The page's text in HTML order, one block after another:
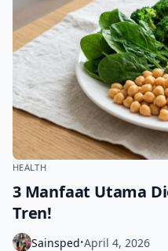
HEALTH
3 Manfaat Utama
Tren!
Sainsped•April 4, 2026